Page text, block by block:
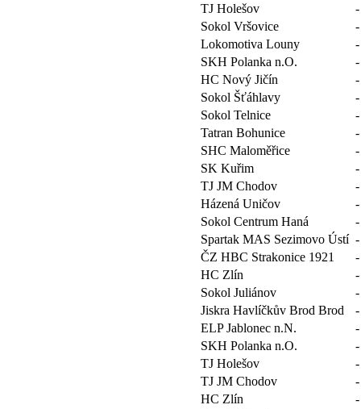
TJ Holešov
Sokol Vršovice
Lokomotiva Louny
SKH Polanka n.O.
HC Nový Jičín
Sokol Šťáhlavy
Sokol Telnice
Tatran Bohunice
SHC Maloměřice
SK Kuřim
TJ JM Chodov
Házená Uničov
Sokol Centrum Haná
Spartak MAS Sezimovo Ústí
ČZ HBC Strakonice 1921
HC Zlín
Sokol Juliánov
Jiskra Havlíčkův Brod Brod
ELP Jablonec n.N.
SKH Polanka n.O.
TJ Holešov
TJ JM Chodov
HC Zlín